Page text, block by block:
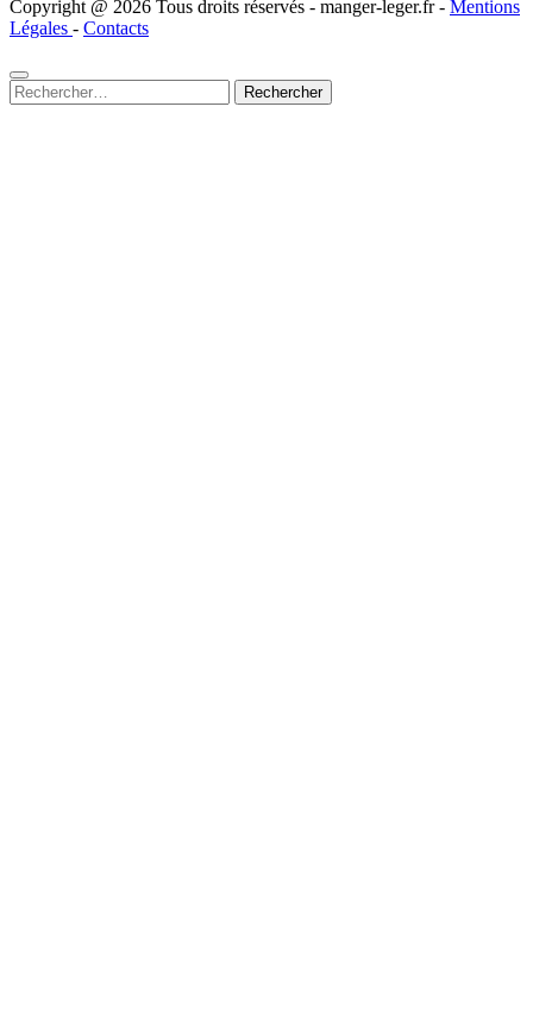
Copyright @ 2026 Tous droits réservés - manger-leger.fr - Mentions
Légales - Contacts
Rechercher :